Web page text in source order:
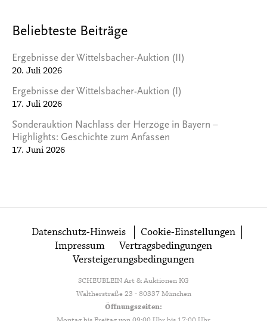
Beliebteste Beiträge
Ergebnisse der Wittelsbacher-Auktion (II)
20. Juli 2026
Ergebnisse der Wittelsbacher-Auktion (I)
17. Juli 2026
Sonderauktion Nachlass der Herzöge in Bayern –
Highlights: Geschichte zum Anfassen
17. Juni 2026
Datenschutz-Hinweis
Cookie-Einstellungen
Impressum
Vertragsbedingungen
Versteigerungsbedingungen
SCHEUBLEIN Art & Auktionen KG
Waltherstraße 23 - 80337 München
Öffnungszeiten: